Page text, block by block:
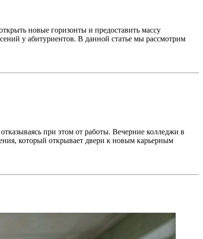
новые горизонты и предоставить массу
у абитуриентов. В данной статье мы рассмотрим
при этом от работы. Вечерние колледжи в
который открывает двери к новым карьерным